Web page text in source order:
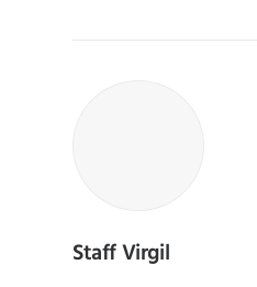
Staff Virgil